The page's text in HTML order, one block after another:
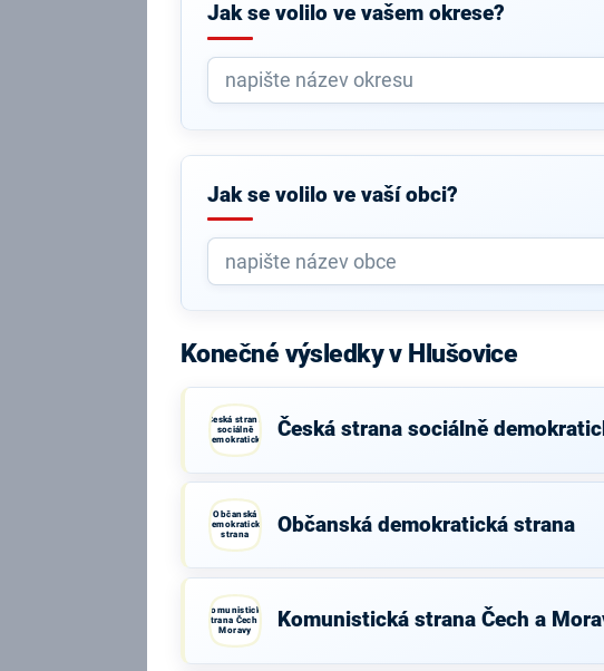
Jak se volilo ve vašem okrese?
Jak se volilo ve vaší obci?
Konečné výsledky v Hlušovice
Česká strana
sociálně
demokratická
Česká strana sociálně
Občanská
demokratická
strana
Občanská demokratická strana
Komunistická
strana Čech a
Moravy
Komunistická strana Čech a